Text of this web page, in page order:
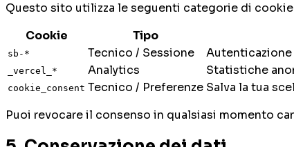
Questo sito utilizza le seguenti categorie di
Cookie
Tipo
sb-* Tecnico / Sessione Autenticazione
_vercel_* Analytics Statistiche
cookie_consent Tecnico / Preferenze Salva la tua
Puoi revocare il consenso in qualsiasi momento